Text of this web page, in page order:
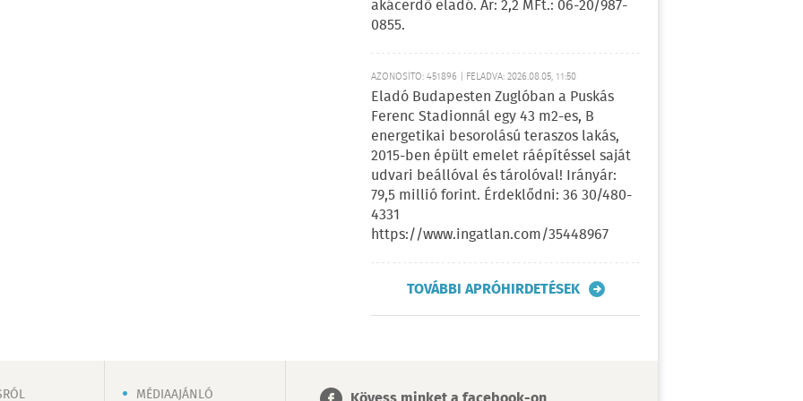
akácerdő eladó. Ár: 2,2 MFt.: 06-20/987-
0855.
AZONOSÍTÓ: 451896 | FELADVA: 2026.08.05, 11:50
Eladó Budapesten Zuglóban a Puskás
Ferenc Stadionnál egy 43 m2-es, B
energetikai besorolású teraszos lakás,
2015-ben épült emelet ráépítéssel saját
udvari beállóval és tárolóval! Irányár:
79,5 millió forint. Érdeklődni: 36 30/480-
4331
https://www.ingatlan.com/35448967
TOVÁBBI APRÓHIRDETÉSEK
MÉDIAAJÁNLÓ